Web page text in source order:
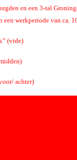
en een 3-tal
een werkperiode van ca.
(vide)
achter)